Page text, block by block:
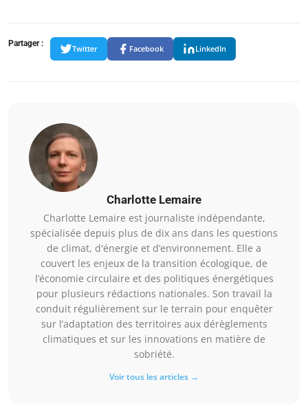
Partager :
Twitter Facebook LinkedIn
Charlotte Lemaire
Charlotte Lemaire est journaliste indépendante,
spécialisée depuis plus de dix ans dans les questions
de climat, d'énergie et d’environnement. Elle a
couvert les enjeux de la transition écologique, de
l’économie circulaire et des politiques énergétiques
pour plusieurs rédactions nationales. Son travail la
conduit régulièrement sur le terrain pour enquêter
sur l’adaptation des territoires aux dérèglements
climatiques et sur les innovations en matière de
sobriété.
Voir tous les articles →